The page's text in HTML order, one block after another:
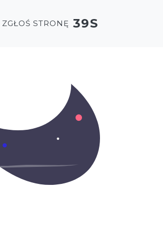
ZGŁOŚ STRONĘ 39S